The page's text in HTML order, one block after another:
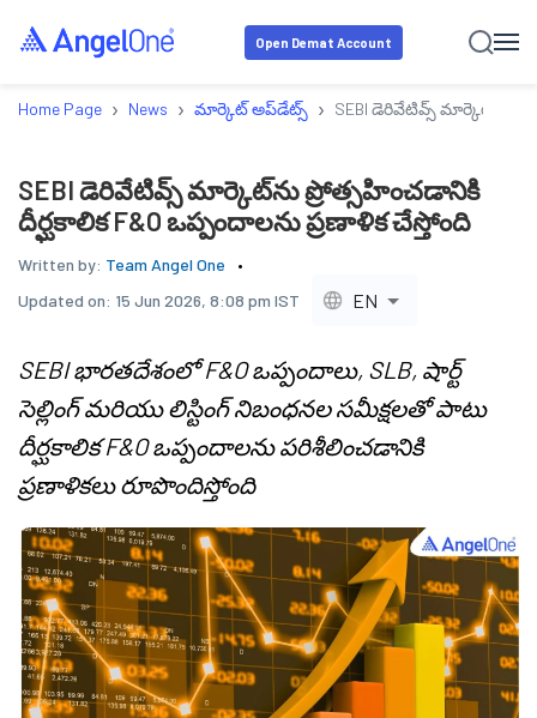
Open Demat Account
Home Page › News › మార్కెట్ అప్‌డేట్స్ › SEBI డెరివేటివ్స్ మార్కెట్‌ను
SEBI డెరివేటివ్స్ మార్కెట్‌ను ప్రోత్సహించడానికి
దీర్ఘకాలిక F&O ఒప్పందాలను ప్రణాళిక చేస్తోంది
Written by: Team Angel One
Updated on: 15 Jun 2026, 8:08 pm IST EN
SEBI భారతదేశంలో F&O ఒప్పందాలు, SLB, షార్ట్
సెల్లింగ్ మరియు లిస్టింగ్ నిబంధనల సమీక్షలతో పాటు
దీర్ఘకాలిక F&O ఒప్పందాలను పరిశీలించడానికి
ప్రణాళికలు రూపొందిస్తోంది